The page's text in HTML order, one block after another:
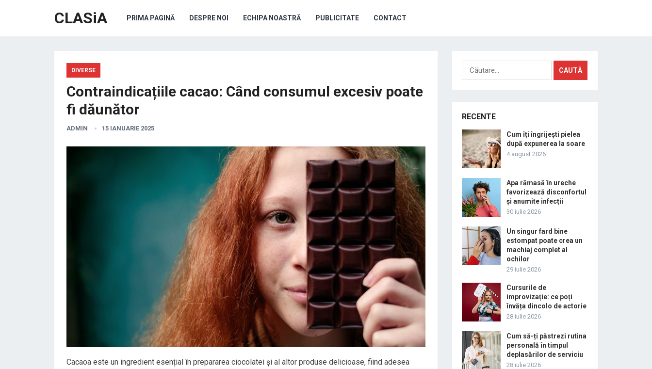
CLASiA PRIMA PAGINĂ DESPRE NOI ECHIPA NOASTRĂ PUBLICITATE CONTACT
DIVERSE
Contraindicațiile cacao: Când consumul excesiv poate
fi dăunător
ADMIN 15 IANUARIE 2025
Cacaoa este un ingredient esențial în prepararea ciocolatei și al altor produse delicioase, fiind adesea
Caută
după:
RECENTE
Cum îți îngrijești pielea
după expunerea la soare
4 august 2026
Apa rămasă în ureche
favorizează disconfortul
și anumite infecții
30 iulie 2026
Un singur fard bine
estompat poate crea un
machiaj complet al
ochilor
29 iulie 2026
Cursurile de
improvizație: ce poți
învăța dincolo de actorie
28 iulie 2026
Cum să-ți păstrezi rutina
personală în timpul
deplasărilor de serviciu
28 iulie 2026